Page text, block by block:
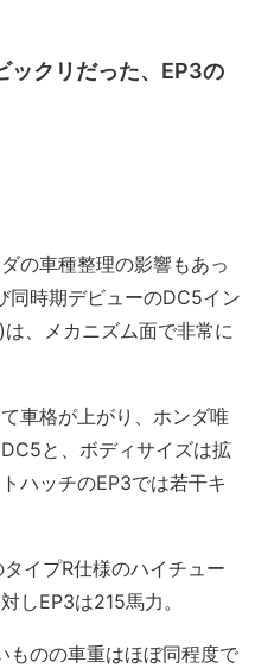
ックリだった、EP3の
の車種整理の影響もあっ
同時期デビューのDC5イン
、メカニズム面で非常に
車格が上がり、ホンダ唯
と、ボディサイズは拡
ハッチのEP3では若干キ
イプR仕様のハイチュー
しEP3は215馬力。
のの車重はほぼ同程度で